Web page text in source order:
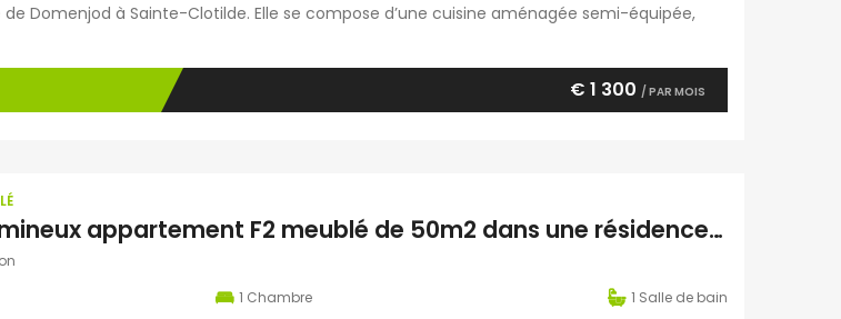
Domenjod à Sainte-Clotilde. Elle se compose d’une cuisine aménagée semi-équipée,
de […]
€ 1 300 / PAR MOIS
À louer un lumineux appartement F2 meublé de 50m2 dans une résidence proche commerces à Sainte Clotilde Réunion
1 Chambre 1 Salle de bain